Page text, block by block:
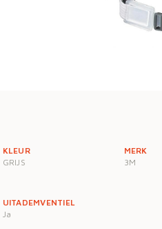
KLEUR
GRIJS
MERK
3M
UITADEMVENTIEL
Ja